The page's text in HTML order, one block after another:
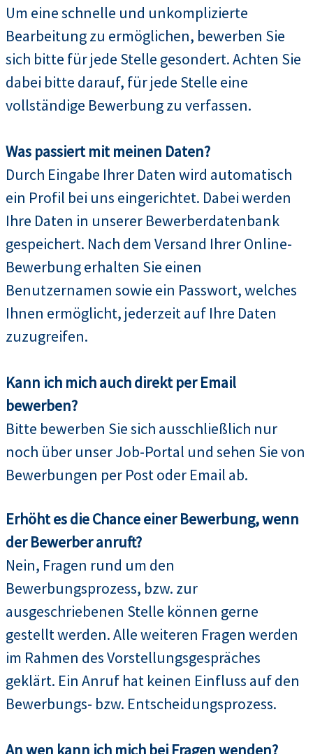
Um eine schnelle und unkomplizierte
Bearbeitung zu ermöglichen, bewerben Sie
sich bitte für jede Stelle gesondert. Achten Sie
dabei bitte darauf, für jede Stelle eine
vollständige Bewerbung zu verfassen.
Was passiert mit meinen Daten?
Durch Eingabe Ihrer Daten wird automatisch
ein Profil bei uns eingerichtet. Dabei werden
Ihre Daten in unserer Bewerberdatenbank
gespeichert. Nach dem Versand Ihrer Online-
Bewerbung erhalten Sie einen
Benutzernamen sowie ein Passwort, welches
Ihnen ermöglicht, jederzeit auf Ihre Daten
zuzugreifen.
Kann ich mich auch direkt per Email
bewerben?
Bitte bewerben Sie sich ausschließlich nur
noch über unser Job-Portal und sehen Sie von
Bewerbungen per Post oder Email ab.
Erhöht es die Chance einer Bewerbung, wenn
der Bewerber anruft?
Nein, Fragen rund um den
Bewerbungsprozess, bzw. zur
ausgeschriebenen Stelle können gerne
gestellt werden. Alle weiteren Fragen werden
im Rahmen des Vorstellungsgespräches
geklärt. Ein Anruf hat keinen Einfluss auf den
Bewerbungs- bzw. Entscheidungsprozess.
An wen kann ich mich bei Fragen wenden?